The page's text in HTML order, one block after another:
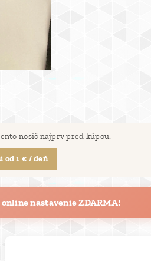
nosič najprv pred kúpou.
od 1 € / deň
nastavenie ZDARMA!